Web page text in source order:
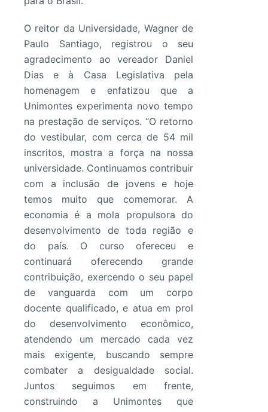
O reitor da Universidade, Wagner de
Paulo Santiago, registrou o seu
agradecimento ao vereador Daniel
Dias e à Casa Legislativa pela
homenagem e enfatizou que a
Unimontes experimenta novo tempo
na prestação de serviços. “O retorno
do vestibular, com cerca de 54 mil
inscritos, mostra a força na nossa
universidade. Continuamos contribuir
com a inclusão de jovens e hoje
temos muito que comemorar. A
economia é a mola propulsora do
desenvolvimento de toda região e
do país. O curso ofereceu e
continuará oferecendo grande
contribuição, exercendo o seu papel
de vanguarda com um corpo
docente qualificado, e atua em prol
do desenvolvimento econômico,
atendendo um mercado cada vez
mais exigente, buscando sempre
combater a desigualdade social.
Juntos seguimos em frente,
construindo a Unimontes que